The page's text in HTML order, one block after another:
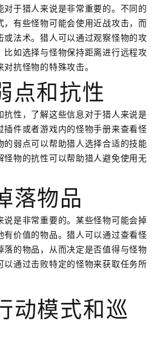
于猎人来说是非常重要的。不同的
有些怪物可能会使用近战攻击，而
法术。猎人可以通过观察怪物的攻
比如选择与怪物保持距离进行远程攻
抗怪物的特殊攻击。
点和抗性
性，了解这些信息对于猎人来说是
件或者游戏内的怪物手册来查看怪
弱点可以帮助猎人选择合适的技能
物的抗性可以帮助猎人避免使用无
落物品
是非常重要的。某些怪物可能会掉
价值的物品。猎人可以通过查看怪
的物品，从而决定是否值得与怪物
以通过击败特定的怪物来获取任务所
动模式和巡